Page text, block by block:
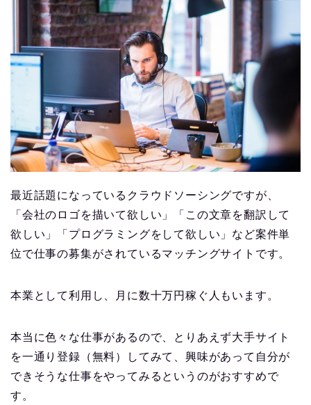
最近話題になっているクラウドソーシングですが、
「会社のロゴを描いて欲しい」「この文章を翻訳して
欲しい」「プログラミングをして欲しい」など案件単
位で仕事の募集がされているマッチングサイトです。
本業として利用し、月に数十万円稼ぐ人もいます。
本当に色々な仕事があるので、とりあえず大手サイト
を一通り登録（無料）してみて、興味があって自分が
できそうな仕事をやってみるというのがおすすめで
す。